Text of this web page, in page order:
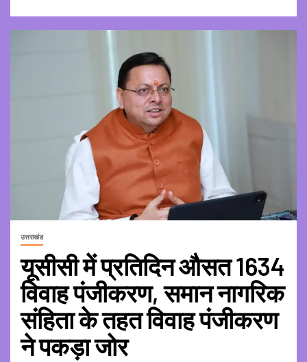
उत्तराखंड
यूसीसी में प्रतिदिन औसत 1634
विवाह पंजीकरण, समान नागरिक
संहिता के तहत विवाह पंजीकरण
ने पकड़ा जोर